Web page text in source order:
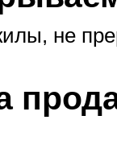
не